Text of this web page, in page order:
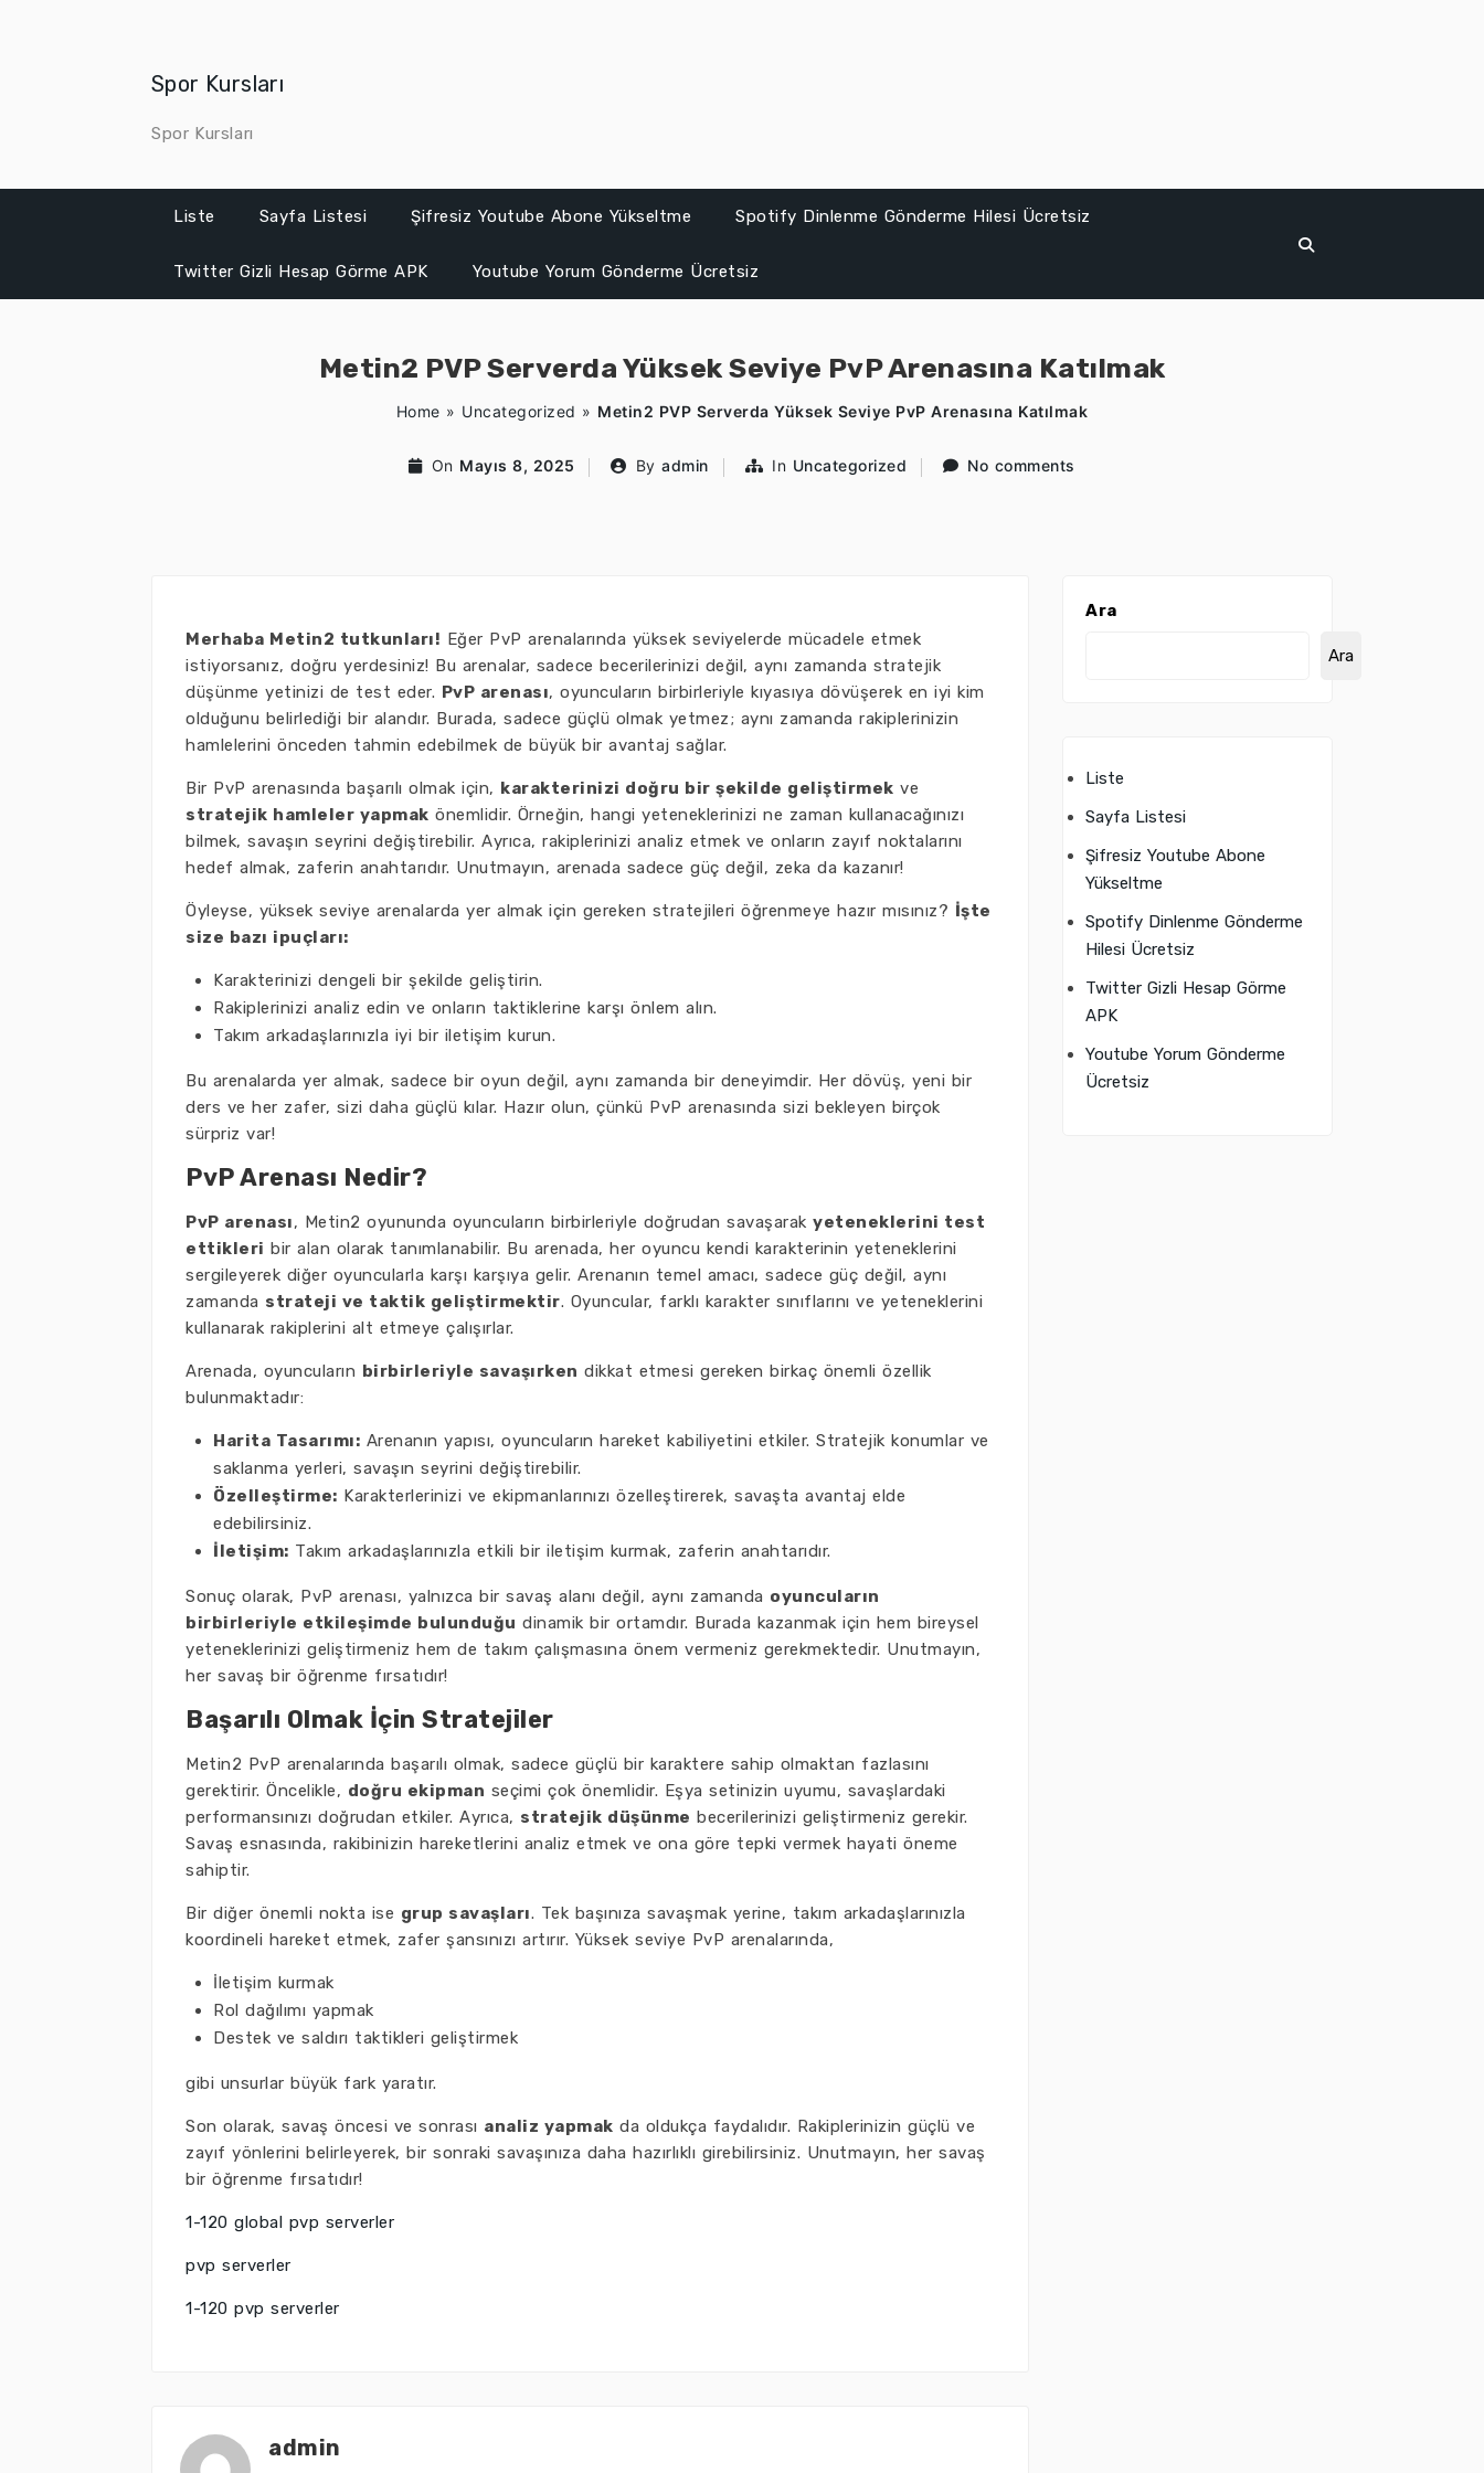
Spor Kursları
Spor Kursları
Liste Sayfa Listesi Şifresiz Youtube Abone Yükseltme Spotify Dinlenme Gönderme Hilesi Ücretsiz
Twitter Gizli Hesap Görme APK Youtube Yorum Gönderme Ücretsiz
Metin2 PVP Serverda Yüksek Seviye PvP Arenasına Katılmak
Home » Uncategorized » Metin2 PVP Serverda Yüksek Seviye PvP Arenasına Katılmak
On Mayıs 8, 2025 By admin In Uncategorized No comments
Merhaba Metin2 tutkunları! Eğer PvP arenalarında yüksek seviyelerde mücadele etmek
istiyorsanız, doğru yerdesiniz! Bu arenalar, sadece becerilerinizi değil, aynı zamanda stratejik
düşünme yetinizi de test eder. PvP arenası, oyuncuların birbirleriyle kıyasıya dövüşerek en iyi kim
olduğunu belirlediği bir alandır. Burada, sadece güçlü olmak yetmez; aynı zamanda rakiplerinizin
hamlelerini önceden tahmin edebilmek de büyük bir avantaj sağlar.
Bir PvP arenasında başarılı olmak için, karakterinizi doğru bir şekilde geliştirmek ve
stratejik hamleler yapmak önemlidir. Örneğin, hangi yeteneklerinizi ne zaman kullanacağınızı
bilmek, savaşın seyrini değiştirebilir. Ayrıca, rakiplerinizi analiz etmek ve onların zayıf noktalarını
hedef almak, zaferin anahtarıdır. Unutmayın, arenada sadece güç değil, zeka da kazanır!
Öyleyse, yüksek seviye arenalarda yer almak için gereken stratejileri öğrenmeye hazır mısınız? İşte
size bazı ipuçları:
Karakterinizi dengeli bir şekilde geliştirin.
Rakiplerinizi analiz edin ve onların taktiklerine karşı önlem alın.
Takım arkadaşlarınızla iyi bir iletişim kurun.
Bu arenalarda yer almak, sadece bir oyun değil, aynı zamanda bir deneyimdir. Her dövüş, yeni bir
ders ve her zafer, sizi daha güçlü kılar. Hazır olun, çünkü PvP arenasında sizi bekleyen birçok
sürpriz var!
PvP Arenası Nedir?
PvP arenası, Metin2 oyununda oyuncuların birbirleriyle doğrudan savaşarak yeteneklerini test
ettikleri bir alan olarak tanımlanabilir. Bu arenada, her oyuncu kendi karakterinin yeteneklerini
sergileyerek diğer oyuncularla karşı karşıya gelir. Arenanın temel amacı, sadece güç değil, aynı
zamanda strateji ve taktik geliştirmektir. Oyuncular, farklı karakter sınıflarını ve yeteneklerini
kullanarak rakiplerini alt etmeye çalışırlar.
Arenada, oyuncuların birbirleriyle savaşırken dikkat etmesi gereken birkaç önemli özellik
bulunmaktadır:
Harita Tasarımı: Arenanın yapısı, oyuncuların hareket kabiliyetini etkiler. Stratejik konumlar ve
saklanma yerleri, savaşın seyrini değiştirebilir.
Özelleştirme: Karakterlerinizi ve ekipmanlarınızı özelleştirerek, savaşta avantaj elde
edebilirsiniz.
İletişim: Takım arkadaşlarınızla etkili bir iletişim kurmak, zaferin anahtarıdır.
Sonuç olarak, PvP arenası, yalnızca bir savaş alanı değil, aynı zamanda oyuncuların
birbirleriyle etkileşimde bulunduğu dinamik bir ortamdır. Burada kazanmak için hem bireysel
yeteneklerinizi geliştirmeniz hem de takım çalışmasına önem vermeniz gerekmektedir. Unutmayın,
her savaş bir öğrenme fırsatıdır!
Başarılı Olmak İçin Stratejiler
Metin2 PvP arenalarında başarılı olmak, sadece güçlü bir karaktere sahip olmaktan fazlasını
gerektirir. Öncelikle, doğru ekipman seçimi çok önemlidir. Eşya setinizin uyumu, savaşlardaki
performansınızı doğrudan etkiler. Ayrıca, stratejik düşünme becerilerinizi geliştirmeniz gerekir.
Savaş esnasında, rakibinizin hareketlerini analiz etmek ve ona göre tepki vermek hayati öneme
sahiptir.
Bir diğer önemli nokta ise grup savaşları. Tek başınıza savaşmak yerine, takım arkadaşlarınızla
koordineli hareket etmek, zafer şansınızı artırır. Yüksek seviye PvP arenalarında,
İletişim kurmak
Rol dağılımı yapmak
Destek ve saldırı taktikleri geliştirmek
gibi unsurlar büyük fark yaratır.
Son olarak, savaş öncesi ve sonrası analiz yapmak da oldukça faydalıdır. Rakiplerinizin güçlü ve
zayıf yönlerini belirleyerek, bir sonraki savaşınıza daha hazırlıklı girebilirsiniz. Unutmayın, her savaş
bir öğrenme fırsatıdır!
1-120 global pvp serverler
pvp serverler
1-120 pvp serverler
admin
Ara
Ara
Liste
Sayfa Listesi
Şifresiz Youtube Abone
Yükseltme
Spotify Dinlenme Gönderme
Hilesi Ücretsiz
Twitter Gizli Hesap Görme
APK
Youtube Yorum Gönderme
Ücretsiz